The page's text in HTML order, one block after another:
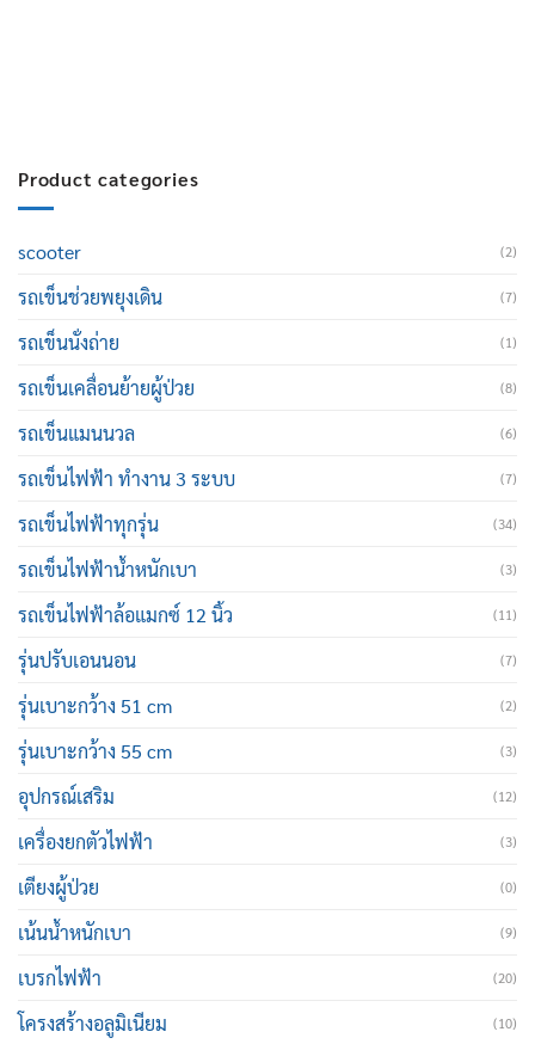
Product categories
scooter (2)
รถเข็นช่วยพยุงเดิน (7)
รถเข็นนั่งถ่าย (1)
รถเข็นเคลื่อนย้ายผู้ป่วย (8)
รถเข็นแมนนวล (6)
รถเข็นไฟฟ้า ทำงาน 3 ระบบ (7)
รถเข็นไฟฟ้าทุกรุ่น (34)
รถเข็นไฟฟ้าน้ำหนักเบา (3)
รถเข็นไฟฟ้าล้อแมกซ์ 12 นิ้ว (11)
รุ่นปรับเอนนอน (7)
รุ่นเบาะกว้าง 51 cm (2)
รุ่นเบาะกว้าง 55 cm (3)
อุปกรณ์เสริม (12)
เครื่องยกตัวไฟฟ้า (3)
เตียงผู้ป่วย (0)
เน้นน้ำหนักเบา (9)
เบรกไฟฟ้า (20)
โครงสร้างอลูมิเนียม (10)